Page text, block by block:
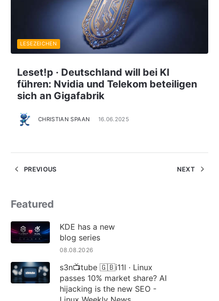
Leset!p · Deutschland will bei KI
führen: Nvidia und Telekom beteiligen
sich an Gigafabrik
CHRISTIAN SPAAN 16.06.2025
LESEZEICHEN
PREVIOUS NEXT
Featured
KDE has a new
blog series
08.08.2026
s3n📺tube 🇬🇧i11l · Linux
passes 10% market share? AI
hijacking is the new SEO -